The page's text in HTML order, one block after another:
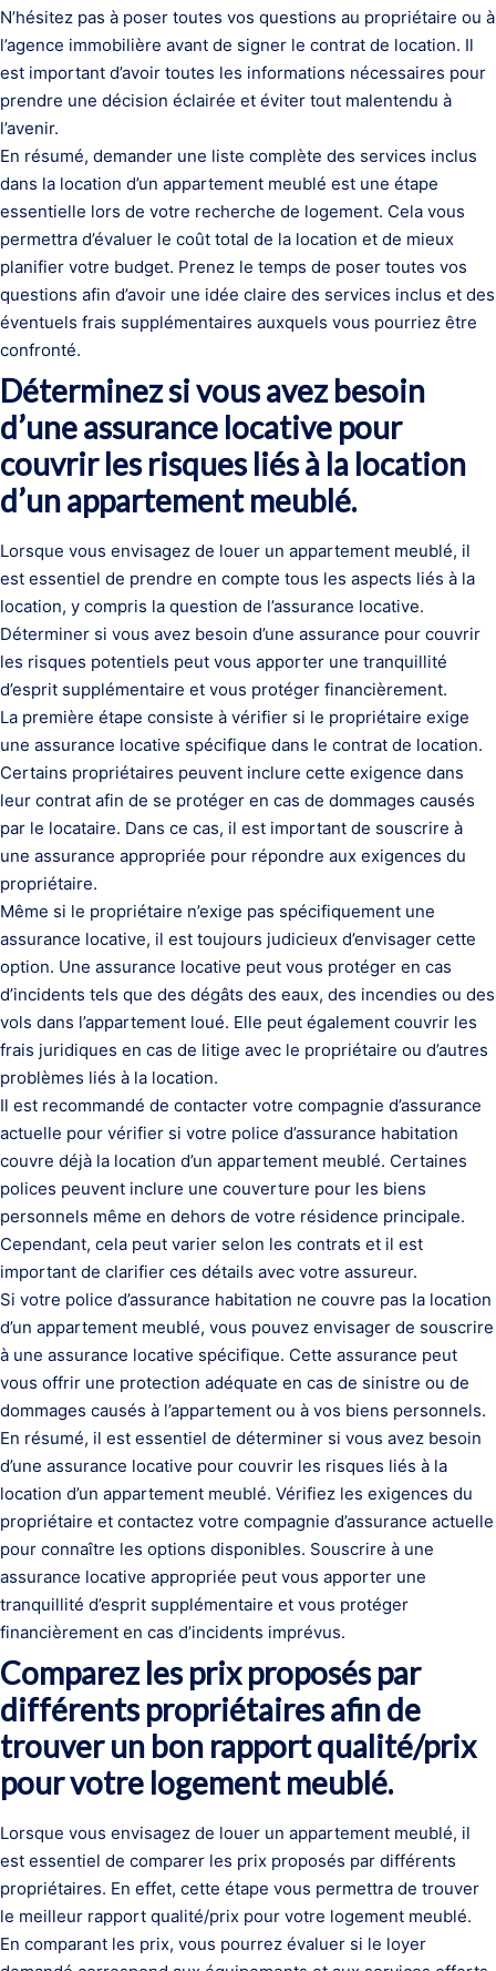
N’hésitez pas à poser toutes vos questions au propriétaire ou à
l’agence immobilière avant de signer le contrat de location. Il
est important d’avoir toutes les informations nécessaires pour
prendre une décision éclairée et éviter tout malentendu à
l’avenir.
En résumé, demander une liste complète des services inclus
dans la location d’un appartement meublé est une étape
essentielle lors de votre recherche de logement. Cela vous
permettra d’évaluer le coût total de la location et de mieux
planifier votre budget. Prenez le temps de poser toutes vos
questions afin d’avoir une idée claire des services inclus et des
éventuels frais supplémentaires auxquels vous pourriez être
confronté.
Déterminez si vous avez besoin
d’une assurance locative pour
couvrir les risques liés à la location
d’un appartement meublé.
Lorsque vous envisagez de louer un appartement meublé, il
est essentiel de prendre en compte tous les aspects liés à la
location, y compris la question de l’assurance locative.
Déterminer si vous avez besoin d’une assurance pour couvrir
les risques potentiels peut vous apporter une tranquillité
d’esprit supplémentaire et vous protéger financièrement.
La première étape consiste à vérifier si le propriétaire exige
une assurance locative spécifique dans le contrat de location.
Certains propriétaires peuvent inclure cette exigence dans
leur contrat afin de se protéger en cas de dommages causés
par le locataire. Dans ce cas, il est important de souscrire à
une assurance appropriée pour répondre aux exigences du
propriétaire.
Même si le propriétaire n’exige pas spécifiquement une
assurance locative, il est toujours judicieux d’envisager cette
option. Une assurance locative peut vous protéger en cas
d’incidents tels que des dégâts des eaux, des incendies ou des
vols dans l’appartement loué. Elle peut également couvrir les
frais juridiques en cas de litige avec le propriétaire ou d’autres
problèmes liés à la location.
Il est recommandé de contacter votre compagnie d’assurance
actuelle pour vérifier si votre police d’assurance habitation
couvre déjà la location d’un appartement meublé. Certaines
polices peuvent inclure une couverture pour les biens
personnels même en dehors de votre résidence principale.
Cependant, cela peut varier selon les contrats et il est
important de clarifier ces détails avec votre assureur.
Si votre police d’assurance habitation ne couvre pas la location
d’un appartement meublé, vous pouvez envisager de souscrire
à une assurance locative spécifique. Cette assurance peut
vous offrir une protection adéquate en cas de sinistre ou de
dommages causés à l’appartement ou à vos biens personnels.
En résumé, il est essentiel de déterminer si vous avez besoin
d’une assurance locative pour couvrir les risques liés à la
location d’un appartement meublé. Vérifiez les exigences du
propriétaire et contactez votre compagnie d’assurance actuelle
pour connaître les options disponibles. Souscrire à une
assurance locative appropriée peut vous apporter une
tranquillité d’esprit supplémentaire et vous protéger
financièrement en cas d’incidents imprévus.
Comparez les prix proposés par
différents propriétaires afin de
trouver un bon rapport qualité/prix
pour votre logement meublé.
Lorsque vous envisagez de louer un appartement meublé, il
est essentiel de comparer les prix proposés par différents
propriétaires. En effet, cette étape vous permettra de trouver
le meilleur rapport qualité/prix pour votre logement meublé.
En comparant les prix, vous pourrez évaluer si le loyer